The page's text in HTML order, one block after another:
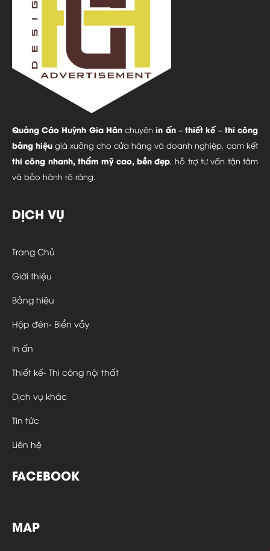
Quảng Cáo Huỳnh Gia Hânchuyênin ấn – thiết kế – thi công
bảng hiệu giá xưởng cho cửa hàng và doanh nghiệp, cam kết
thi công nhanh, thẩm mỹ cao, bền đẹp, hỗ trợ tư vấn tận tâm
và bảo hành rõ ràng.
DỊCH VỤ
Trang Chủ
Giới thiệu
Bảng hiệu
Hộp đèn- Biển vẫy
In ấn
Thiết kế- Thi công nội thất
Dịch vụ khác
Tin tức
Liên hệ
FACEBOOK
MAP